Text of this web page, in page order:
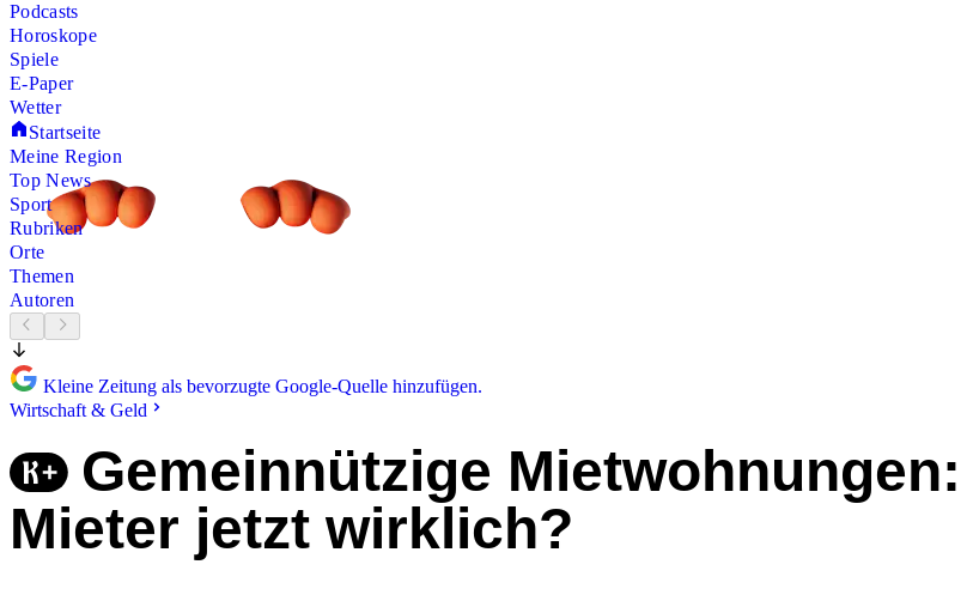
Podcasts
Horoskope
Spiele
E-Paper
Wetter
Startseite
Meine Region
Top News
Sport
Rubriken
Orte
Themen
Autoren
Kleine Zeitung als bevorzugte Google-Quelle hinzufügen.
Wirtschaft & Geld
Gemeinnützige
Mieter jetzt wirklich?